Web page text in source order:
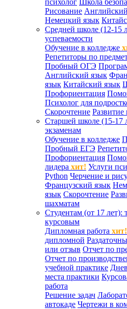
психолог Школа
Рисование
Немецкий язык
Средней школе (12-15
успеваемости
Обучение в колледже
Репетиторы по
Пробный ОГЭ
Английский язык
язык Китайский язык
Профориентация
Психолог для
Скорочтение Развитие
Старшей школе (15-17
экзаменам
Обучение в колледже
Пробный ЕГЭ
Профориентация
лидера хит! Услуги
Python Черчение и
Французский язык
язык Скорочтение
шахматам
Студентам (от 17
курсовым
Дипломная работа хит!
дипломной
или отзыв Отчет по
Отчет по
учебной практике
места практики
работа
Решение задач
автокаде Чертежи в